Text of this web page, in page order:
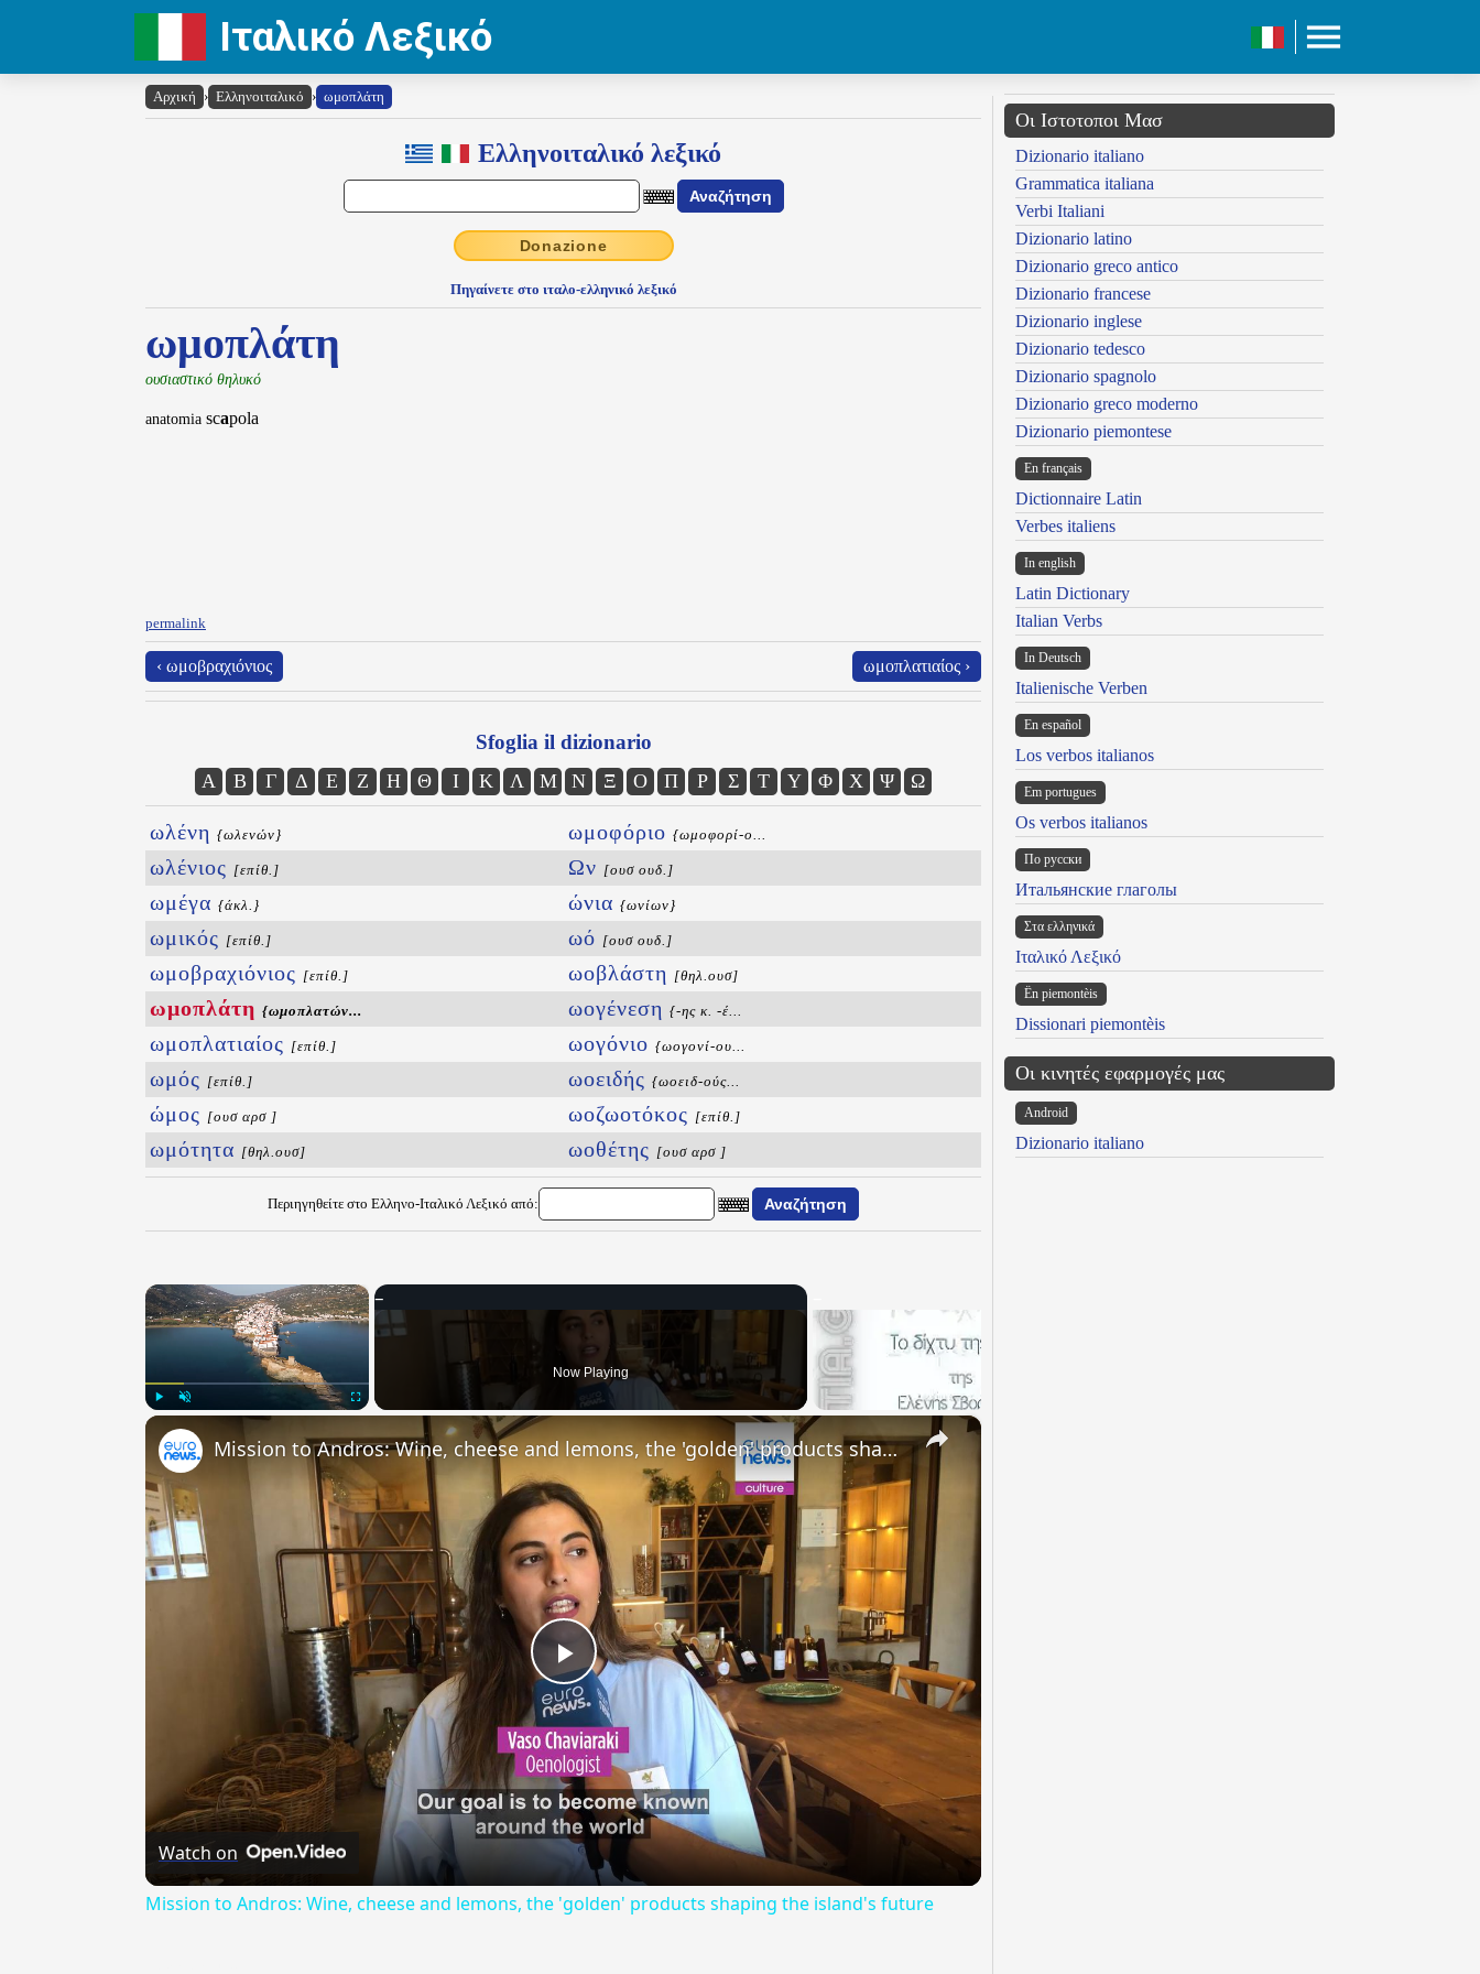
Ιταλικό Λεξικό
Αρχική › Ελληνοιταλικό › ωμοπλάτη
Ελληνοιταλικό λεξικό
Donazione
Πηγαίνετε στο ιταλο-ελληνικό λεξικό
ωμοπλάτη
ουσιαστικό θηλυκό
anatomia scapola
permalink
‹ ωμοβραχιόνιος ωμοπλατιαίος ›
Sfoglia il dizionario
Α Β Γ Δ Ε Ζ Η Θ Ι Κ Λ Μ Ν Ξ Ο Π Ρ Σ Τ Υ Φ Χ Ψ Ω
ωλένη {ωλενών}
ωλένιος [επίθ.]
ωμέγα {άκλ.}
ωμικός [επίθ.]
ωμοβραχιόνιος [επίθ.]
ωμοπλάτη {ωμοπλατών...
ωμοπλατιαίος [επίθ.]
ωμός [επίθ.]
ώμος [ουσ αρσ ]
ωμότητα [θηλ.ουσ]
ωμοφόριο {ωμοφορί-ο...
Ων [ουσ ουδ.]
ώνια {ωνίων}
ωό [ουσ ουδ.]
ωοβλάστη [θηλ.ουσ]
ωογένεση {-ης κ. -έ...
ωογόνιο {ωογονί-ου...
ωοειδής {ωοειδ-ούς...
ωοζωοτόκος [επίθ.]
ωοθέτης [ουσ αρσ ]
Περιηγηθείτε στο Ελληνο-Ιταλικό Λεξικό από:
×
Now Playing
×
Play
Video
Mission to Andros: Wine, cheese and lemons, the 'golden' products shaping the island's future
Watch on
Mission to Andros: Wine, cheese and lemons, the 'golden' products shaping the island's future
Οι Ιστοτοποι Μασ
Dizionario italiano
Grammatica italiana
Verbi Italiani
Dizionario latino
Dizionario greco antico
Dizionario francese
Dizionario inglese
Dizionario tedesco
Dizionario spagnolo
Dizionario greco moderno
Dizionario piemontese
En français
Dictionnaire Latin
Verbes italiens
In english
Latin Dictionary
Italian Verbs
In Deutsch
Italienische Verben
En español
Los verbos italianos
Em portugues
Os verbos italianos
По русски
Итальянские глаголы
Στα ελληνικά
Ιταλικό Λεξικό
Ën piemontèis
Dissionari piemontèis
Οι κινητές εφαρμογές μας
Android
Dizionario italiano